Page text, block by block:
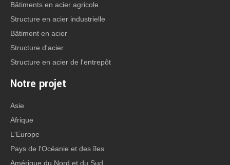
CATÉGORIE DE PRODUIT
Bâtiments en acier agricole
Structure en acier industrielle
Bâtiment en acier
Structure d'acier
Structure en acier de l'entrepôt
Notre projet
Asie
Afrique
L'Europe
Pays de l'Océanie et des îles
Amérique du Nord et du Sud